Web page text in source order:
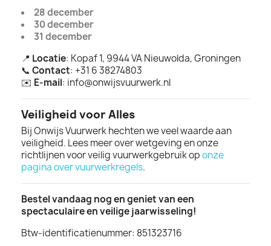
28 december
30 december
31 december
📍 Locatie: Kopaf 1, 9944 VA Nieuwolda, Groningen
📞Contact: +31 6 38274803
✉️ E-mail: info@onwijsvuurwerk.nl
Veiligheid voor Alles
Bij Onwijs Vuurwerk hechten we veel waarde aan
veiligheid. Lees meer over wetgeving en onze
richtlijnen voor veilig vuurwerkgebruik oponze
pagina over vuurwerkregels.
Bestel vandaag nog en geniet van een
spectaculaire en veilige jaarwisseling!
Btw-identificatienummer: 851323716